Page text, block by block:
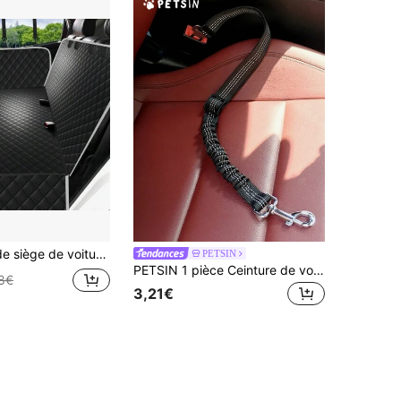
rangement, hamac de voiture pour chien anti-rayures et antidérapant, ajustement universel pour voitures/camions/SUV PETSIN
PETSIN 1 pièce Ceinture de voiture réglable pour animal de compagnie, couleur aléatoire
3,21€